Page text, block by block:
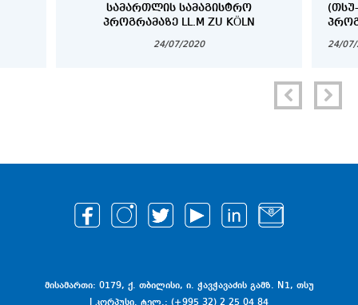
ᲡᲐᲛᲐᲠᲗᲚᲘᲡ ᲡᲐᲛᲐᲒᲘᲡᲢᲠᲝ
ᲞᲠᲝᲒᲠᲐᲛᲐᲖᲔ LL.M ZU KÖLN
24/07/2020 24/07/
მისამართი: 0179, ქ. თბილისი, ი. ჭავჭავაძის გამზ. N1, თსუ
I კორპუსი. ტელ.: (+995 32) 2 25 04 84